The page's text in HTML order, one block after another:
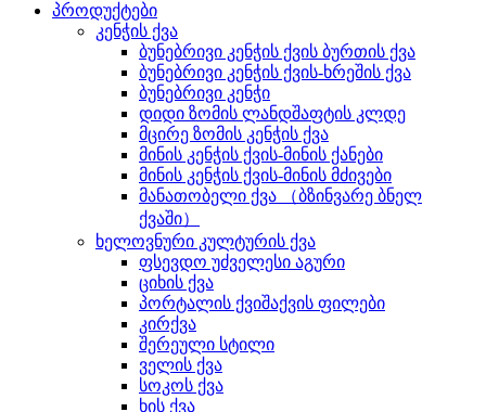
პროდუქტები
კენჭის ქვა
ბუნებრივი კენჭის ქვის ბურთის ქვა
ბუნებრივი კენჭის ქვის-ხრეშის ქვა
ბუნებრივი კენჭი
დიდი ზომის ლანდშაფტის კლდე
მცირე ზომის კენჭის ქვა
მინის კენჭის ქვის-მინის ქანები
მინის კენჭის ქვის-მინის მძივები
მანათობელი ქვა （ბზინვარე ბნელ
ქვაში）
ხელოვნური კულტურის ქვა
ფსევდო უძველესი აგური
ციხის ქვა
პორტალის ქვიშაქვის ფილები
კირქვა
შერეული სტილი
ველის ქვა
სოკოს ქვა
ხის ქვა